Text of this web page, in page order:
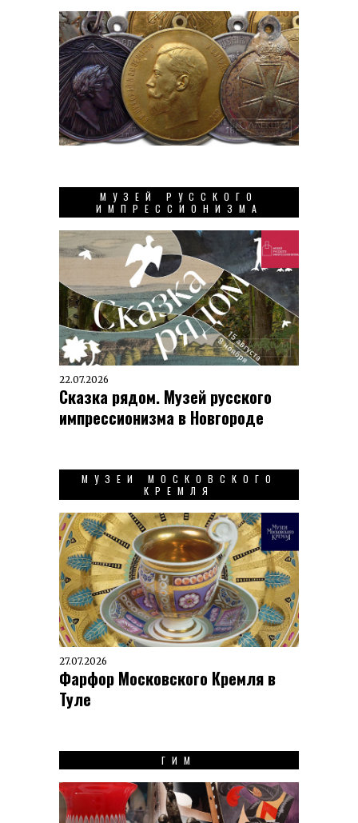
МУЗЕЙ РУССКОГО
ИМПРЕССИОНИЗМА
22.07.2026
Сказка рядом. Музей русского
импрессионизма в Новгороде
МУЗЕИ МОСКОВСКОГО
КРЕМЛЯ
27.07.2026
Фарфор Московского Кремля в
Туле
ГИМ